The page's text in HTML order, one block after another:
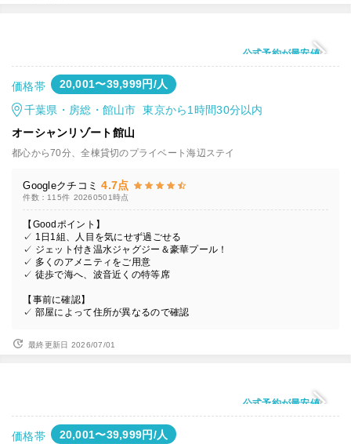
公式予約が最安値
価格帯 20,001〜39,999円/人
千葉県・房総・館山市 東京から1時間30分以内
オーシャンリゾート館山
都心から70分、全棟貸切のプライベート海辺ステイ
Googleクチコミ 4.7点
件数：115件 20260501時点
【Goodポイント】
✓ 1日1組、人目を気にせず過ごせる
✓ ジェット付き温水ジャグジー＆豪華プール！
✓ 多くのアメニティをご用意
✓ 徒歩で海へ、波音近くの特等席
【事前に確認】
✓ 部屋によって住所が異なるので確認
最終更新日 2026/07/01
公式予約が最安値
価格帯 20,001〜39,999円/人